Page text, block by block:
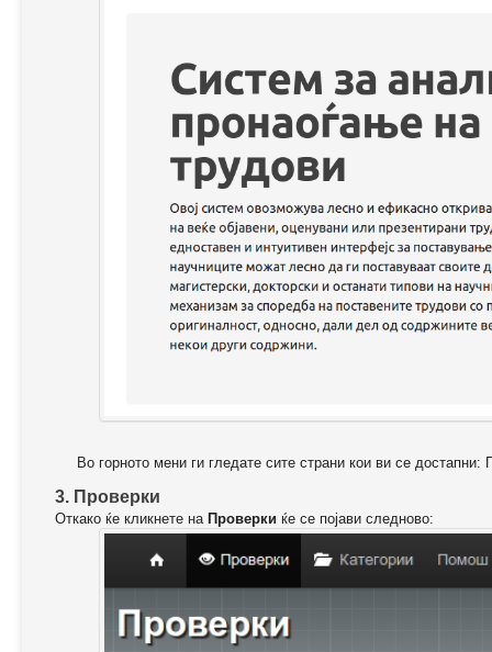
Во горното мени ги гледате сите страни кои ви се
3. Проверки
Откако ќе кликнете на Проверки ќе се појави следново: